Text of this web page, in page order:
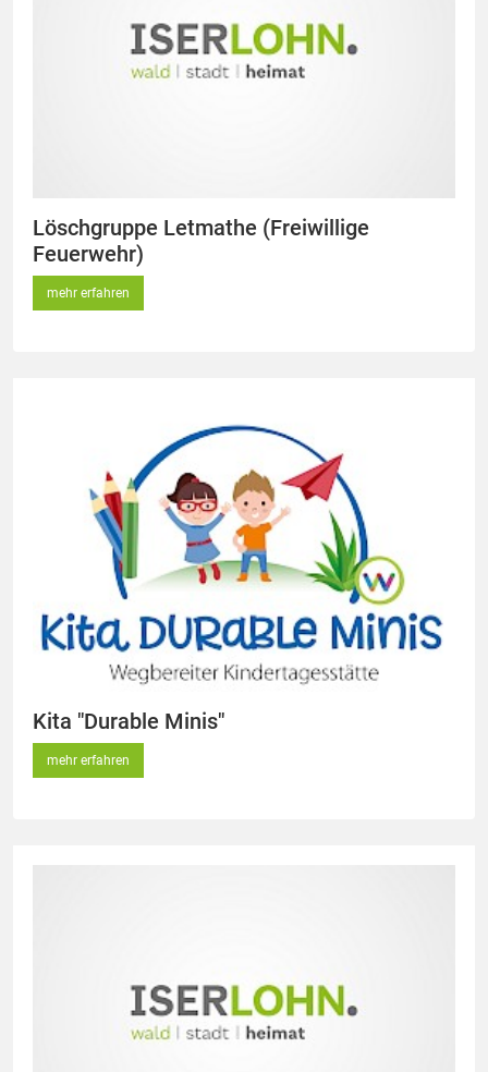
Löschgruppe Letmathe (Freiwillige
Feuerwehr)
mehr erfahren
Kita "Durable Minis"
mehr erfahren